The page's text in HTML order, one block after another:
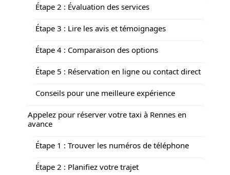
Étape 2 : Évaluation des services
Étape 3 : Lire les avis et témoignages
Étape 4 : Comparaison des options
Étape 5 : Réservation en ligne ou contact direct
Conseils pour une meilleure expérience
Appelez pour réserver votre taxi à Rennes en
avance
Étape 1 : Trouver les numéros de téléphone
Étape 2 : Planifiez votre trajet